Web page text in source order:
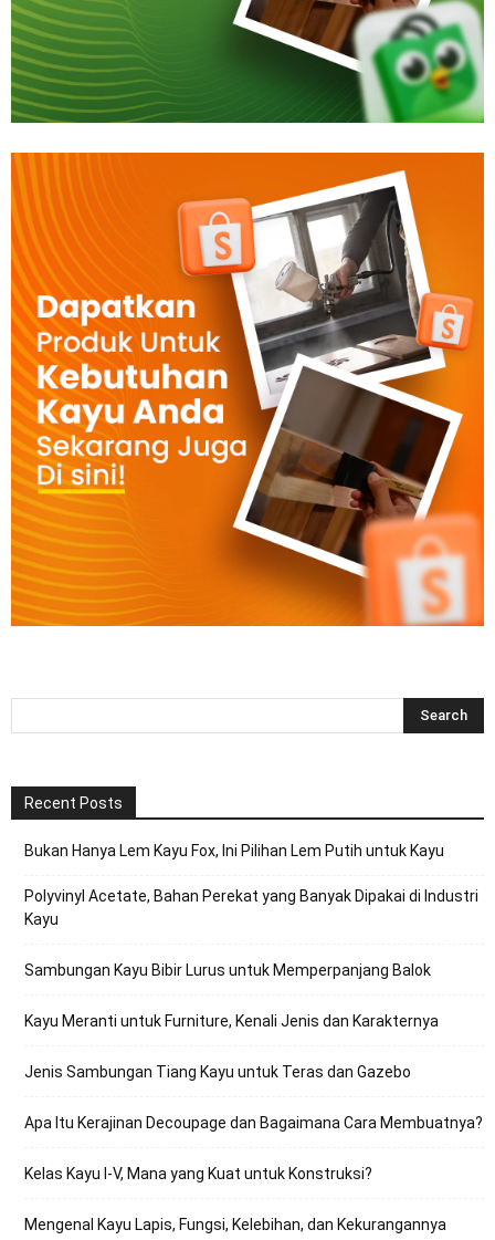
Recent Posts
Bukan Hanya Lem Kayu Fox, Ini Pilihan Lem Putih untuk Kayu
Polyvinyl Acetate, Bahan Perekat yang Banyak Dipakai di Industri
Kayu
Sambungan Kayu Bibir Lurus untuk Memperpanjang Balok
Kayu Meranti untuk Furniture, Kenali Jenis dan Karakternya
Jenis Sambungan Tiang Kayu untuk Teras dan Gazebo
Apa Itu Kerajinan Decoupage dan Bagaimana Cara Membuatnya?
Kelas Kayu I-V, Mana yang Kuat untuk Konstruksi?
Mengenal Kayu Lapis, Fungsi, Kelebihan, dan Kekurangannya